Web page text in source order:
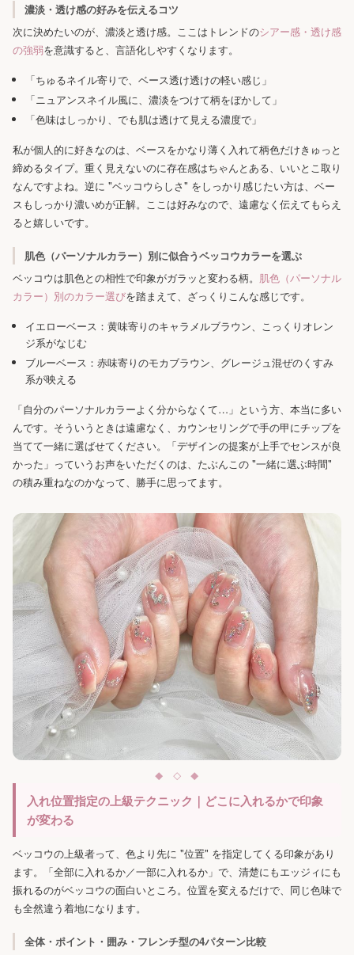
濃淡・透け感の好みを伝えるコツ
次に決めたいのが、濃淡と透け感。ここはトレンドのシアー感・透け感
の強弱を意識すると、言語化しやすくなります。
「ちゅるネイル寄りで、ベース透け透けの軽い感じ」
「ニュアンスネイル風に、濃淡をつけて柄をぼかして」
「色味はしっかり、でも肌は透けて見える濃度で」
私が個人的に好きなのは、ベースをかなり薄く入れて柄色だけきゅっと
締めるタイプ。重く見えないのに存在感はちゃんとある、いいとこ取り
なんですよね。逆に "ベッコウらしさ" をしっかり感じたい方は、ベー
スもしっかり濃いめが正解。ここは好みなので、遠慮なく伝えてもらえ
ると嬉しいです。
肌色（パーソナルカラー）別に似合うベッコウカラーを選ぶ
ベッコウは肌色との相性で印象がガラッと変わる柄。 肌色（パーソナル
カラー）別のカラー選びを踏まえて、ざっくりこんな感じです。
イエローベース：黄味寄りのキャラメルブラウン、こっくりオレン
ジ系がなじむ
ブルーベース：赤味寄りのモカブラウン、グレージュ混ぜのくすみ
系が映える
「自分のパーソナルカラーよく分からなくて…」という方、本当に多い
んです。そういうときは遠慮なく、カウンセリングで手の甲にチップを
当てて一緒に選ばせてください。「デザインの提案が上手でセンスが良
かった」っていうお声をいただくのは、たぶんこの "一緒に選ぶ時間"
の積み重ねなのかなって、勝手に思ってます。
入れ位置指定の上級テクニック｜どこに入れるかで印象
が変わる
ベッコウの上級者って、色より先に "位置" を指定してくる印象があり
ます。「全部に入れるか／一部に入れるか」で、清楚にもエッジィにも
振れるのがベッコウの面白いところ。位置を変えるだけで、同じ色味で
も全然違う着地になります。
全体・ポイント・囲み・フレンチ型の4パターン比較